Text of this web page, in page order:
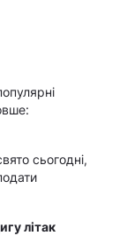
сьогодні,
літак